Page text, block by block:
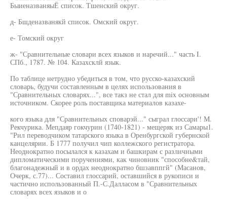
БыиеназваняыЁ список. Тшенский округ.
д- Бшденазванякй список. Омский округ.
е- Томский округ
ж- "Сравнительные словари всех языков и наречий..." часть I.
СПб., 1787. № 104. Казахсклй язык.
По таблице нетрудно убедиться в том, что русско-казахский
словарь, будучи составленным в целях использования в
"Сравнительных словарях...", все такз не стал для mix основным
источником. Скорее роль поставщика материалов казахе-
кого языка для "Сравнительных споварэй..." сыграл глоссари'! М.
Рекчурика. Мепдаяр гокчурин (1740-1821) - мещеряк из Самары1.
"Рил переводчиком татарского языка в Оренбургской губернской
канцелярии. Б 1777 получил чип коллежского регистратора.
Неоднократно посылался к казахам и башкирам с различными
дипломатическими поручениями, как чиновник "способне&тай,
благонадежный и в ордах неоднократно бшзавппгй" (Масанов,
Очерк, с.77)... Составил глоссарий, оставшийся в рукописи и
частично использованный П.-С.Далласом в "Сравнительных
словарях всех языков и о